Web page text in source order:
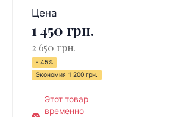
Цена
1 450 грн.
2 650 грн.
- 45%
Экономия 1 200 грн.
Этот товар
временно